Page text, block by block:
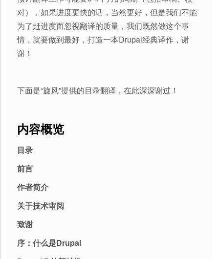
对），如果进度更快的话，当然更好，但是我们不能
为了赶进度而忽视翻译的质量，我们既然做这个事
情，就要做到最好，打造一本Drupal经典译作，谢
谢！
下面是“旋风”提供的目录翻译，在此深深谢过！
内容概览
目录
前言
作者简介
关于技术审阅
致谢
序：什么是Drupal